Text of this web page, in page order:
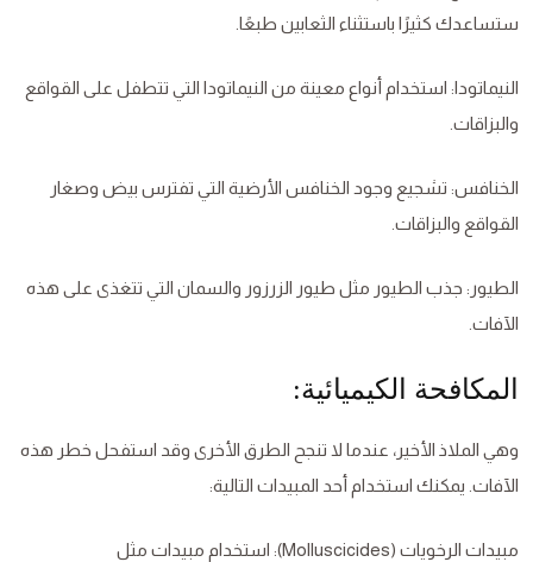
ستساعدك كثيرًا باستثناء الثعابين طبعًا.
النيماتودا: استخدام أنواع معينة من النيماتودا التي تتطفل على القواقع
والبزاقات.
الخنافس: تشجيع وجود الخنافس الأرضية التي تفترس بيض وصغار
القواقع والبزاقات.
الطيور: جذب الطيور مثل طيور الزرزور والسمان التي تتغذى على هذه
الآفات.
المكافحة الكيميائية:
وهي الملاذ الأخير، عندما لا تنجح الطرق الأخرى وقد استفحل خطر هذه
الآفات. يمكنك استخدام أحد المبيدات التالية:
مبيدات الرخويات (Molluscicides): استخدام مبيدات مثل